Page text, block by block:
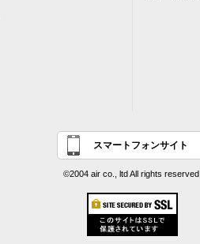
スマートフォンサイト
©2004 air co., ltd All rights reserved.